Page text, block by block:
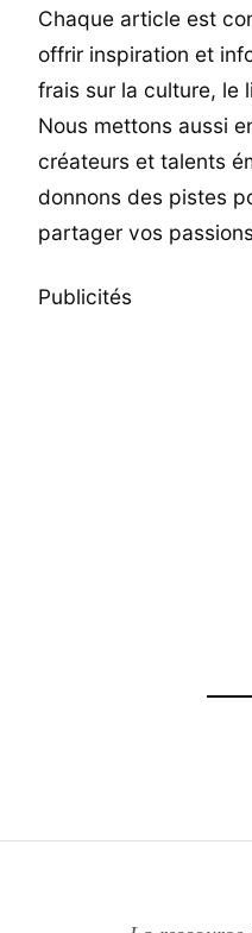
Chaque article est
offrir inspiration et
frais sur la culture, le
Nous mettons aussi
créateurs et talents
donnons des pistes
partager vos
Publicités